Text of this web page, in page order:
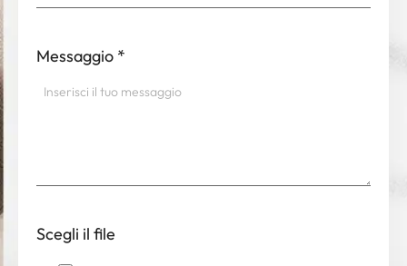
Messaggio *
Scegli il file